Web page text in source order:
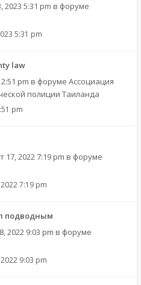
2023 5:31 pm в форуме
5:31 pm
law
pm в форуме Ассоциация
полиции Таиланда
pm
17, 2022 7:19 pm в форуме
7:19 pm
подводным
2022 9:03 pm в форуме
9:03 pm